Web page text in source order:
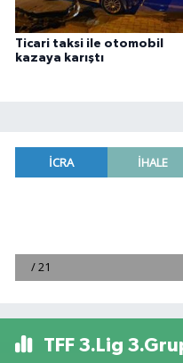
Ticari taksi ile otomobil
kazaya karıştı
TFF 3.Lig